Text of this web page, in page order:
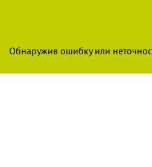
Обнаружив ошибку или